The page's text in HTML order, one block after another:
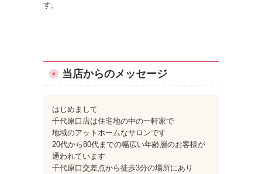
す。
当店からのメッセージ
はじめまして
千代原口店は住宅地の中の一軒家で
地域のアットホームなサロンです
20代から80代までの幅広い年齢層のお客様が
通われています
千代原口交差点から徒歩3分の場所にあり